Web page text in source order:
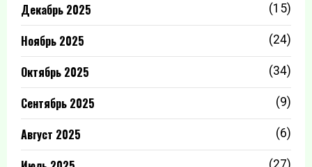
Декабрь 2025 (15)
Ноябрь 2025 (24)
Октябрь 2025 (34)
Сентябрь 2025 (9)
Август 2025 (6)
(27)